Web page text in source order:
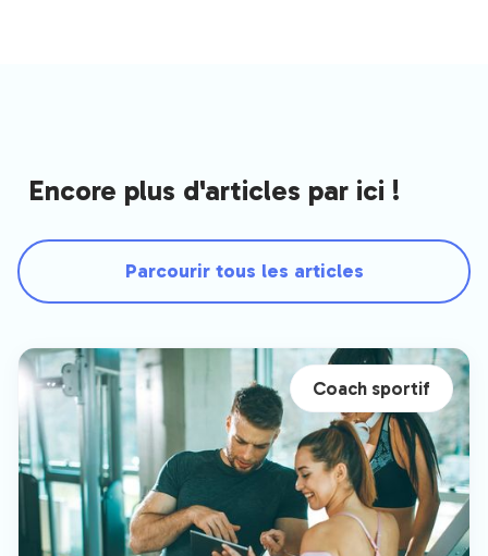
Encore plus d'articles par ici !
Parcourir tous les articles
Coach sportif